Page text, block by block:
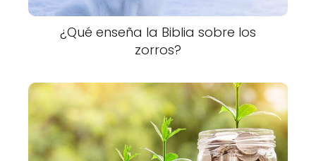
¿Qué enseña la Biblia sobre los
zorros?